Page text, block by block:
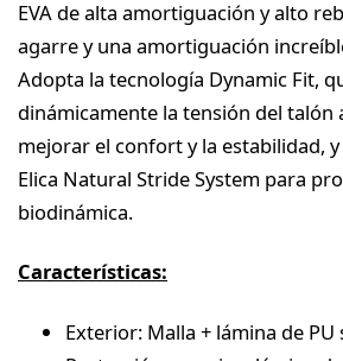
EVA de alta amortiguación y alto
agarre y una amortiguación
Adopta la tecnología Dynamic Fit,
dinámicamente la tensión del talón
mejorar el confort y la estabilidad, y
Elica Natural Stride System para
biodinámica.
Características:
Exterior: Malla + lámina de PU